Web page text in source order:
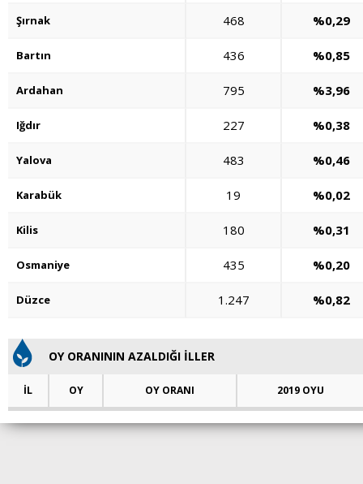
Şırnak 468 %0,29
Bartın 436 %0,85
Ardahan 795 %3,96
Iğdır 227 %0,38
Yalova 483 %0,46
Karabük 19 %0,02
Kilis 180 %0,31
Osmaniye 435 %0,20
Düzce 1.247 %0,82
OY ORANININ AZALDIĞI İLLER
İL OY OY ORANI 2019 OYU